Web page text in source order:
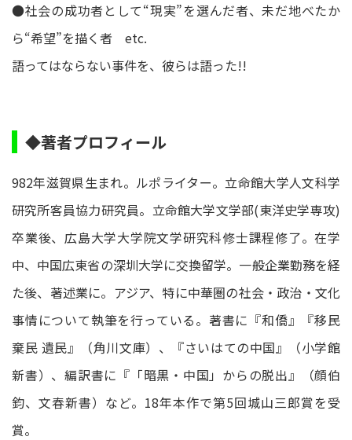
●社会の成功者として“現実”を選んだ者、未だ地べたか
ら“希望”を描く者 etc.
語ってはならない事件を、彼らは語った!!
◆著者プロフィール
982年滋賀県生まれ。ルポライター。立命館大学人文科学
研究所客員協力研究員。立命館大学文学部(東洋史学専攻)
卒業後、広島大学大学院文学研究科修士課程修了。在学
中、中国広東省の深圳大学に交換留学。一般企業勤務を経
た後、著述業に。アジア、特に中華圏の社会・政治・文化
事情について執筆を行っている。著書に『和僑』『移民
棄民 遺民』（角川文庫）、『さいはての中国』（小学館
新書）、編訳書に『「暗黒・中国」からの脱出』（顔伯
鈞、文春新書）など。18年本作で第5回城山三郎賞を受
賞。